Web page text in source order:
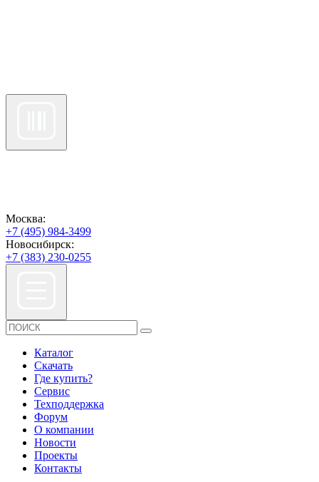
Москва:
+7 (495) 984-3499
Новосибирск:
+7 (383) 230-0255
Каталог
Скачать
Где купить?
Сервис
Техподдержка
Форум
О компании
Новости
Проекты
Контакты